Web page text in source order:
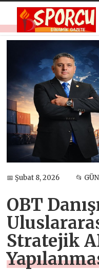
📅 Şubat 8, 2026 📂
OBT
Stratejik